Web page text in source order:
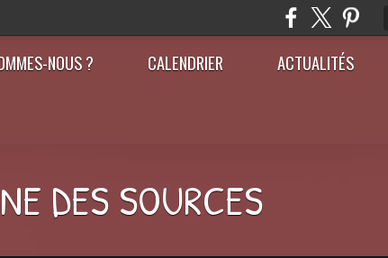
NOUS ? CALENDRIER ACTUALITÉS
DES SOURCES